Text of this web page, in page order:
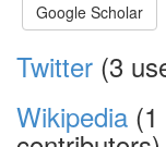
Google Scholar
Twitter (3
Wikipedia